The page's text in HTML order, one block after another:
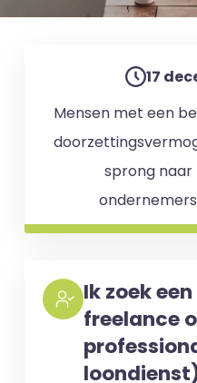
17
Mensen met een
sprong
Ik zoek
freelance